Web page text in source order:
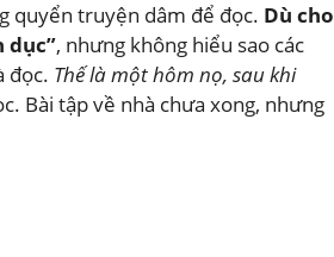
quyển truyện dâm để đọc. Dù cho
dục”, nhưng không hiểu sao các
đọc. Thế là một hôm nọ, sau khi
Bài tập về nhà chưa xong, nhưng